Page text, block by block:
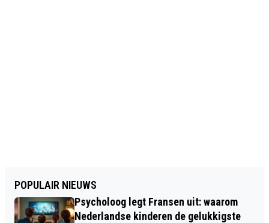
POPULAIR NIEUWS
Psycholoog legt Fransen uit: waarom
Nederlandse kinderen de gelukkigste